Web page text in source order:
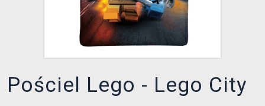
Pościel Lego - Lego City